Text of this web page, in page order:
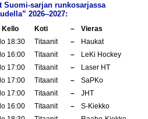
Suomi-sarjan runkosarjassa
2026–2027:
Kello Koti –
Vieras
18:30 Titaanit –
Haukat
16:00 Titaanit –
LeKi Hockey
17:00 Titaanit –
Laser HT
17:00 Titaanit –
SaPKo
17:00 Titaanit –
JHT
16:00 Titaanit –
S-Kiekko